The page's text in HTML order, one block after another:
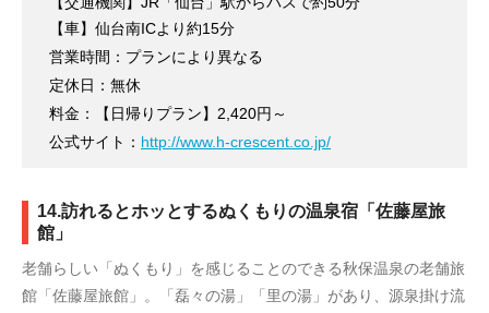
【車】仙台南ICより約15分
営業時間：プランにより異なる
定休日：無休
料金：【日帰りプラン】2,420円～
公式サイト： http://www.h-crescent.co.jp/
14.訪れるとホッとするぬくもりの温泉宿「佐藤屋旅
館」
老舗らしい「ぬくもり」を感じることのできる秋保温泉の老舗旅
館「佐藤屋旅館」。「磊々の湯」「里の湯」があり、源泉掛け流